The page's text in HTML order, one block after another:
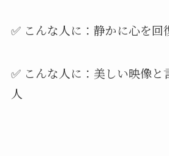
✅ こんな人に：静かに心を回
✅ こんな人に：美しい映像と
人